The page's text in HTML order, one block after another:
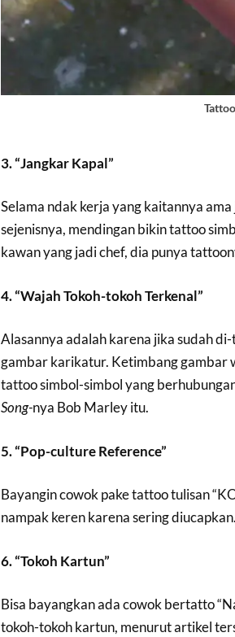
3. “Jangkar Kapal”
Selama ndak kerja yang kaitannya
sejenisnya, mendingan bikin tattoo
kawan yang jadi chef, dia punya
4. “Wajah Tokoh-tokoh Terkenal”
Alasannya adalah karena jika sudah
gambar karikatur. Ketimbang gambar
tattoo simbol-simbol yang
Song-nya Bob Marley itu.
5. “Pop-culture Reference”
Bayangin cowok pake tattoo tulisan
nampak keren karena sering diucapkan.
6. “Tokoh Kartun”
Bisa bayangkan ada cowok bertatto
tokoh-tokoh kartun, menurut artikel